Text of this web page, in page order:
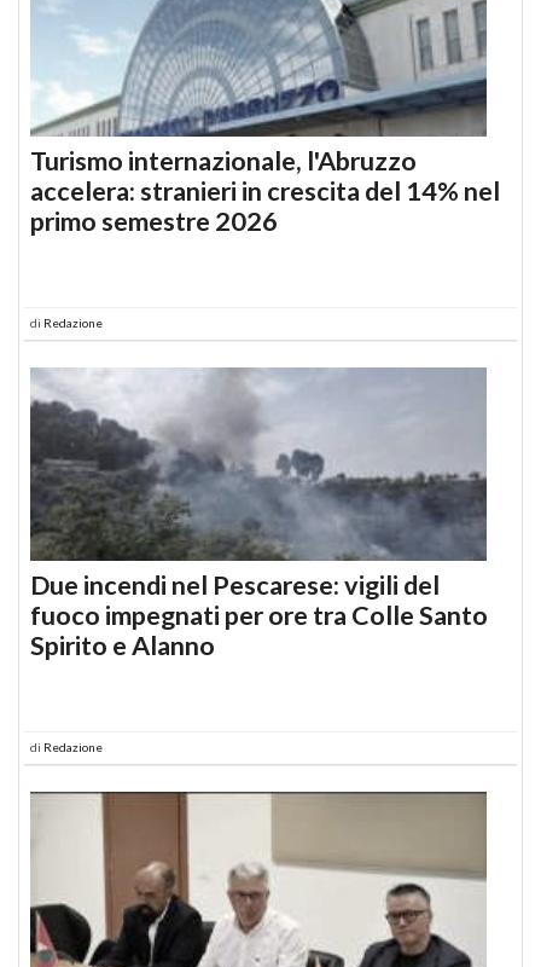
Turismo internazionale, l'Abruzzo
accelera: stranieri in crescita del 14% nel
primo semestre 2026
di Redazione
Due incendi nel Pescarese: vigili del
fuoco impegnati per ore tra Colle Santo
Spirito e Alanno
di Redazione